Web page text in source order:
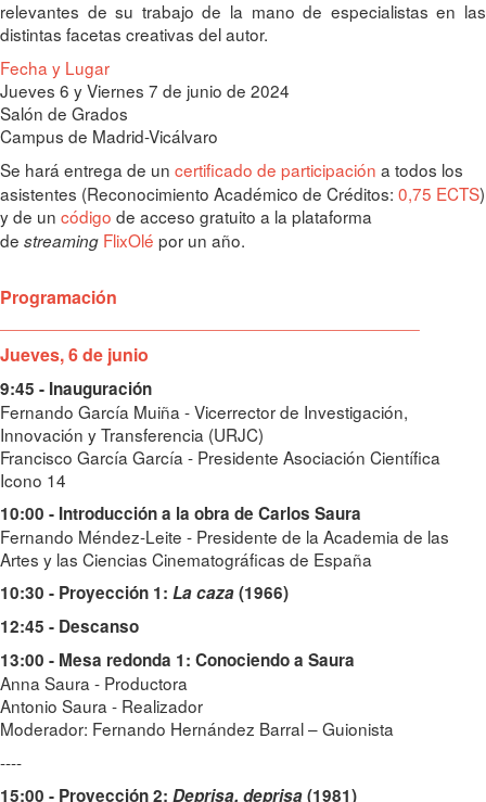
relevantes de su trabajo de la mano de especialistas en las
distintas facetas creativas del autor.
Fecha y Lugar
Jueves 6 y Viernes 7 de junio de 2024
Salón de Grados
Campus de Madrid-Vicálvaro
Se hará entrega de un certificado de participación a todos los
asistentes (Reconocimiento Académico de Créditos: 0,75 ECTS)
y de un código de acceso gratuito a la plataforma
de streaming FlixOlé por un año.
Programación
Jueves, 6 de junio
9:45 - Inauguración
Fernando García Muiña - Vicerrector de Investigación,
Innovación y Transferencia (URJC)
Francisco García García - Presidente Asociación Científica
Icono 14
10:00 - Introducción a la obra de Carlos Saura
Fernando Méndez-Leite - Presidente de la Academia de las
Artes y las Ciencias Cinematográficas de España
10:30 - Proyección 1: La caza(1966)
12:45 - Descanso
13:00 - Mesa redonda 1: Conociendo a Saura
Anna Saura - Productora
Antonio Saura - Realizador
Moderador: Fernando Hernández Barral – Guionista
----
15:00 - Proyección 2: Deprisa, deprisa(1981)